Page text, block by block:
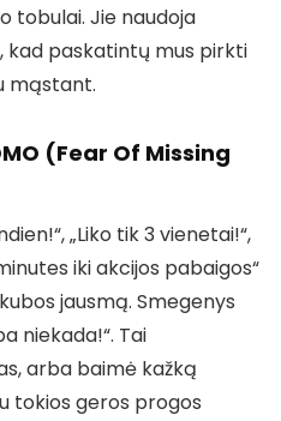
tobulai. Jie naudoja
paskatintų mus pirkti
mąstant.
(Fear Of Missing
„Liko tik 3 vienetai!“,
iki akcijos pabaigos“
jausmą. Smegenys
niekada!“. Tai
arba baimė kažką
tokios geros progos